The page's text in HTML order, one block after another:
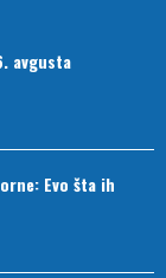
avgusta
Evo šta ih